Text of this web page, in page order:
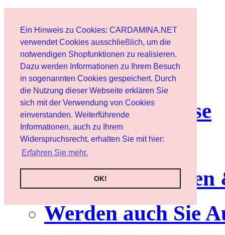
Ein Hinweis zu Cookies: CARDAMINA.NET
verwendet Cookies ausschließlich, um die
notwendigen Shopfunktionen zu realisieren.
Dazu werden Informationen zu Ihrem Besuch
in sogenannten Cookies gespeichert. Durch
die Nutzung dieser Webseite erklären Sie
sich mit der Verwendung von Cookies
einverstanden. Weiterführende
Informationen, auch zu Ihrem
Widerspruchsrecht, erhalten Sie mit hier:
Erfahren Sie mehr.
OK!
Benutzer
Newsletter
Nutzungshinweise
Service
Werden auch Sie